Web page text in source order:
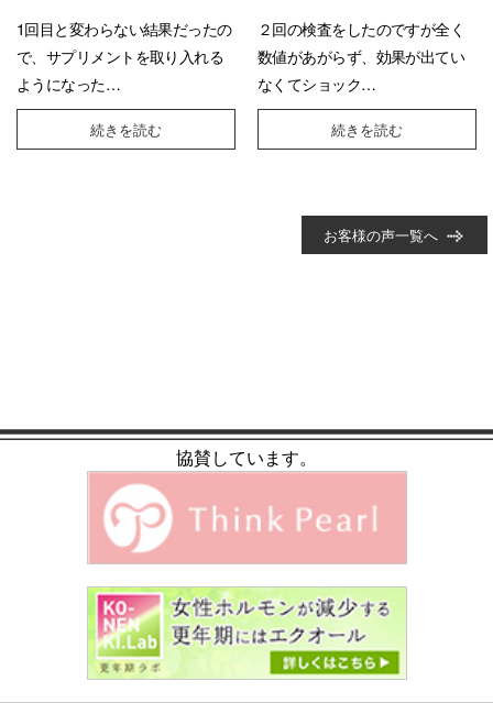
1回目と変わらない結果だったの
で、サプリメントを取り入れる
ようになった…
続きを読む
２回の検査をしたのですが全く
数値があがらず、効果が出てい
なくてショック…
続きを読む
お客様の声一覧へ
協賛しています。